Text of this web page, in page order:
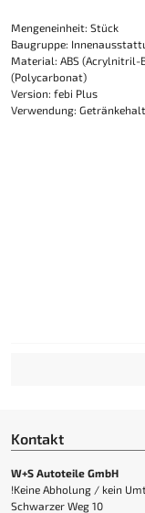
Mengeneinheit: Stück
Baugruppe:
Material: ABS (Acrylnitril-
(Polycarbonat)
Version: febi Plus
Verwendung:
Kontakt
W+S Autoteile GmbH
!Keine Abholung / kein
Schwarzer Weg 10